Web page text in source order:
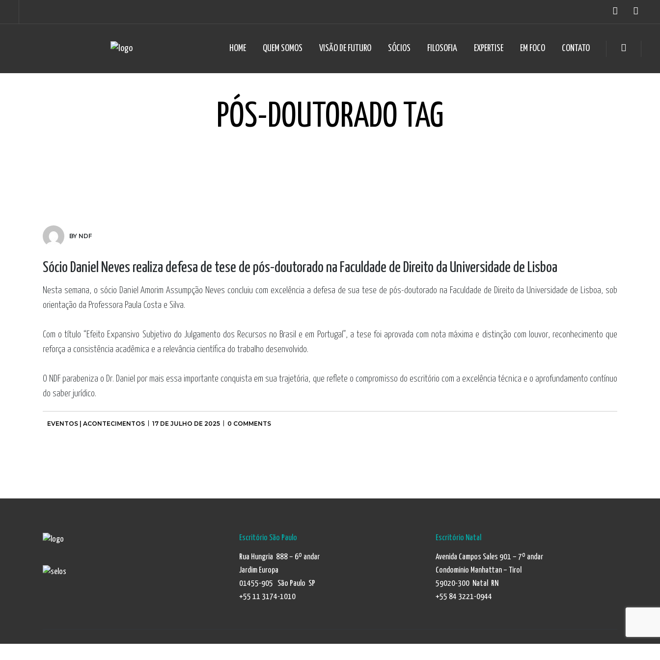
HOME QUEM SOMOS VISÃO DE FUTURO SÓCIOS FILOSOFIA EXPERTISE EM FOCO CONTATO
PÓS-DOUTORADO TAG
BY NDF
Sócio Daniel Neves realiza defesa de tese de pós-doutorado na Faculdade de Direito da Universidade de Lisboa
Nesta semana, o sócio Daniel Amorim Assumpção Neves concluiu com excelência a defesa de sua tese de pós-doutorado na Faculdade de Direito da Universidade de Lisboa, sob
orientação da Professora Paula Costa e Silva.
Com o título “Efeito Expansivo Subjetivo do Julgamento dos Recursos no Brasil e em Portugal”, a tese foi aprovada com nota máxima e distinção com louvor, reconhecimento que
reforça a consistência acadêmica e a relevância científica do trabalho desenvolvido.
O NDF parabeniza o Dr. Daniel por mais essa importante conquista em sua trajetória, que reflete o compromisso do escritório com a excelência técnica e o aprofundamento contínuo
do saber jurídico.
EVENTOS | ACONTECIMENTOS 17 DE JULHO DE 2025 0 COMMENTS
Escritório São Paulo
Rua Hungria 888 – 6º andar
Jardim Europa
01455-905 São Paulo SP
+55 11 3174-1010
Escritório Natal
Avenida Campos Sales 901 – 7º andar
Condomínio Manhattan – Tirol
59020-300 Natal RN
+55 84 3221-0944